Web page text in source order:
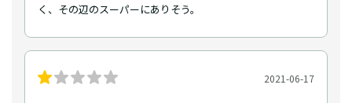
く、その辺のスーパーにありそう。
2021-06-17